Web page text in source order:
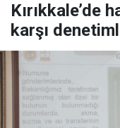
Kırıkkale’de
karşı